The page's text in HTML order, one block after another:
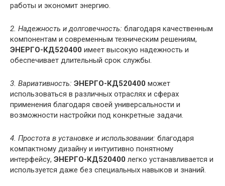
работы и экономит энергию.
2. Надежность и долговечность: благодаря качественным
компонентам и современным техническим решениям,
ЭНЕРГО-КД520400 имеет высокую надежность и
обеспечивает длительный срок службы.
3. Вариативность: ЭНЕРГО-КД520400 может
использоваться в различных отраслях и сферах
применения благодаря своей универсальности и
возможности настройки под конкретные задачи.
4. Простота в установке и использовании: благодаря
компактному дизайну и интуитивно понятному
интерфейсу, ЭНЕРГО-КД520400 легко устанавливается и
используется даже без специальных навыков и знаний.